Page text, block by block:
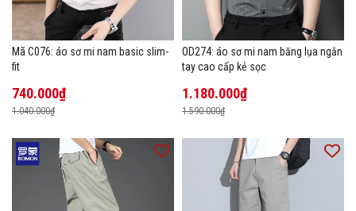
Mã C076: áo sơ mi nam basic slim-
fit
740.000₫
1.040.000₫
OD274: áo sơ mi nam băng lụa ngắn
tay cao cấp kẻ sọc
1.180.000₫
1.590.000₫